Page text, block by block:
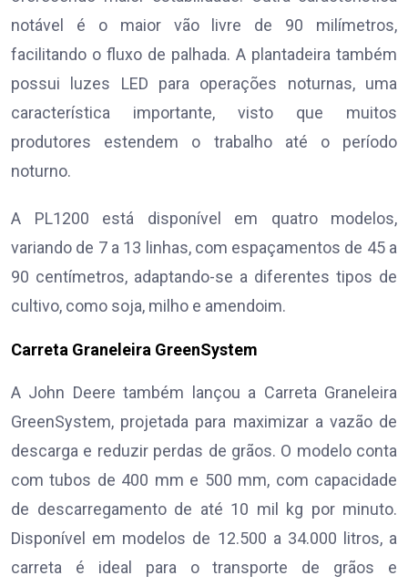
notável é o maior vão livre de 90 milímetros,
facilitando o fluxo de palhada. A plantadeira também
possui luzes LED para operações noturnas, uma
característica importante, visto que muitos
produtores estendem o trabalho até o período
noturno.
A PL1200 está disponível em quatro modelos,
variando de 7 a 13 linhas, com espaçamentos de 45 a
90 centímetros, adaptando-se a diferentes tipos de
cultivo, como soja, milho e amendoim.
Carreta Graneleira GreenSystem
A John Deere também lançou a Carreta Graneleira
GreenSystem, projetada para maximizar a vazão de
descarga e reduzir perdas de grãos. O modelo conta
com tubos de 400 mm e 500 mm, com capacidade
de descarregamento de até 10 mil kg por minuto.
Disponível em modelos de 12.500 a 34.000 litros, a
carreta é ideal para o transporte de grãos e